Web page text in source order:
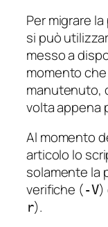
Per migrare
si può
messo a
momento
manutenuto,
volta appena
Al momento
articolo lo
solamente la
verifiche (-V)
r).